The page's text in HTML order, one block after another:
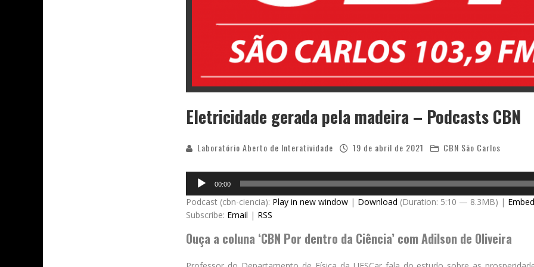
Eletricidade gerada pela madeira – Podcasts CBN
Laboratório Aberto de Interatividade 19 de abril de 2021 CBN São Carlos
Audio
Player
00:00
Podcast (cbn-ciencia): Play in new window | Download (Duration: 5:10 — 8.3MB) | Embed
Subscribe: Email | RSS
Ouça a coluna ‘CBN Por dentro da Ciência’ com Adilson de Oliveira